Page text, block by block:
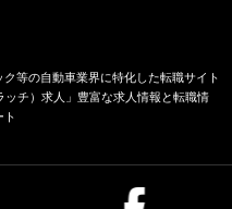
等の自動車業界に特化した転職サイト
ッチ）求人」豊富な求人情報と転職情
ト